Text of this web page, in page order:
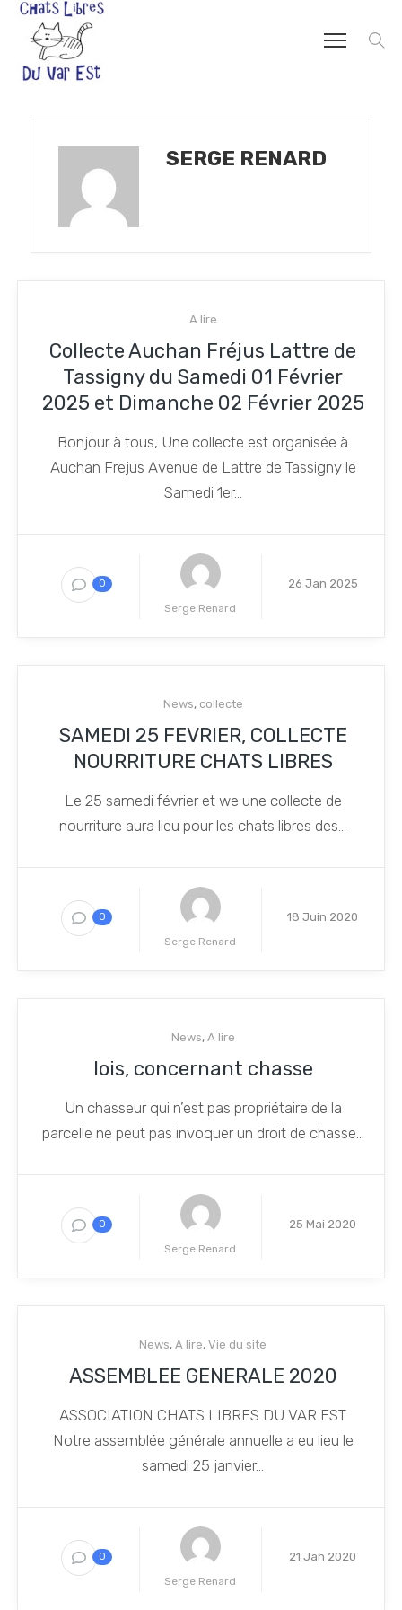
SERGE RENARD
A lire
Collecte Auchan Fréjus Lattre de
Tassigny du Samedi 01 Février
2025 et Dimanche 02 Février 2025
Bonjour à tous, Une collecte est organisée à
Auchan Frejus Avenue de Lattre de Tassigny le
Samedi 1er...
0
Serge Renard
26 Jan 2025
News, collecte
SAMEDI 25 FEVRIER, COLLECTE
NOURRITURE CHATS LIBRES
Le 25 samedi février et we une collecte de
nourriture aura lieu pour les chats libres des...
0
Serge Renard
18 Juin 2020
News, A lire
lois, concernant chasse
Un chasseur qui n’est pas propriétaire de la
parcelle ne peut pas invoquer un droit de chasse...
0
Serge Renard
25 Mai 2020
News, A lire, Vie du site
ASSEMBLEE GENERALE 2020
ASSOCIATION CHATS LIBRES DU VAR EST
Notre assemblée générale annuelle a eu lieu le
samedi 25 janvier...
0
Serge Renard
21 Jan 2020